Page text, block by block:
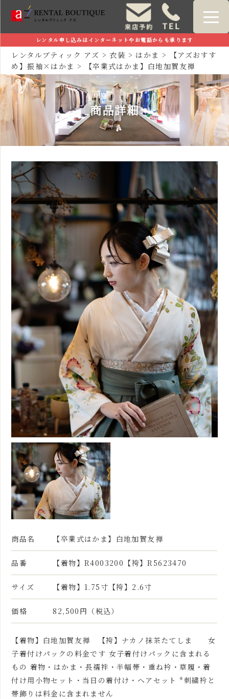
レンタル申し込みはインターネットやお電話からも承ります
レンタルブティック アズ >衣装 > はかま >
【アズおすす
め】振袖×はかま > 【卒業式はかま】白地加賀友禅
商品詳細
商品名 【卒業式はかま】白地加賀友禅
品番 【着物】R4003200【袴】R5623470
サイズ 【着物】1.75寸【袴】2.6寸
価格 82,500円（税込）
【着物】白地加賀友禅 【袴】ナカノ抹茶たてしま 女
子着付けパックの料金です 女子着付けパックに含まれる
もの 着物・はかま・長襦袢・半幅帯・重ね衿・草履・着
付け用小物セット・当日の着付け・ヘアセット *刺繍衿と
帯飾りは料金に含まれません